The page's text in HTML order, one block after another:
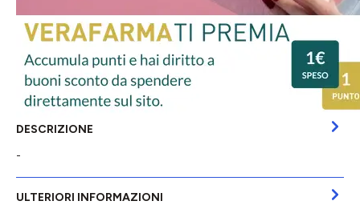
DESCRIZIONE
-
ULTERIORI INFORMAZIONI